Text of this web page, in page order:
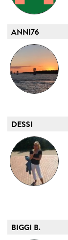
ANNI76
DESSI
BIGGI B.